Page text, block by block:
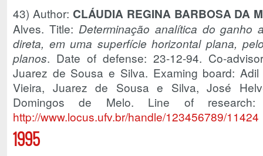
43) Author: CLÁUDIA REGINA BARBOSA DA
Alves. Title: Determinação analítica do ganho
direta, em uma superfície horizontal plana,
planos. Date of defense: 23-12-94. Co-
Juarez de Sousa e Silva. Examing board:
Vieira, Juarez de Sousa e Silva, José
Domingos de Melo. Line of
http://www.locus.ufv.br/handle/123456789/11424
1995